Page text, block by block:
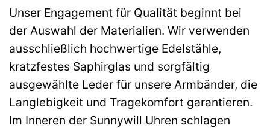
Unser Engagement für Qualität beginnt bei
der Auswahl der Materialien. Wir verwenden
ausschließlich hochwertige Edelstähle,
kratzfestes Saphirglas und sorgfältig
ausgewählte Leder für unsere Armbänder, die
Langlebigkeit und Tragekomfort garantieren.
Im Inneren der Sunnywill Uhren schlagen